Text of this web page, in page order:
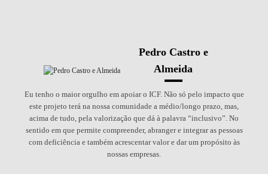
Pedro Castro e
Almeida
Eu tenho o maior orgulho em apoiar o ICF. Não só pelo impacto que
este projeto terá na nossa comunidade a médio/longo prazo, mas,
acima de tudo, pela valorização que dá à palavra “inclusivo”. No
sentido em que permite compreender, abranger e integrar as pessoas
com deficiência e também acrescentar valor e dar um propósito às
nossas empresas.